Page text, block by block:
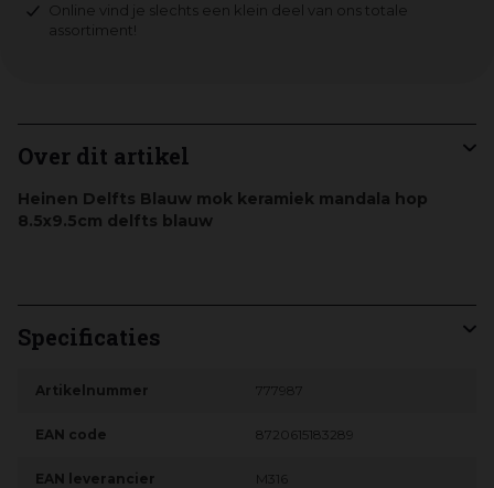
Online vind je slechts een klein deel van ons totale
assortiment!
Over dit artikel
Heinen Delfts Blauw mok keramiek mandala hop
8.5x9.5cm delfts blauw
Specificaties
Artikelnummer 777987
EAN code 8720615183289
EAN leverancier M316